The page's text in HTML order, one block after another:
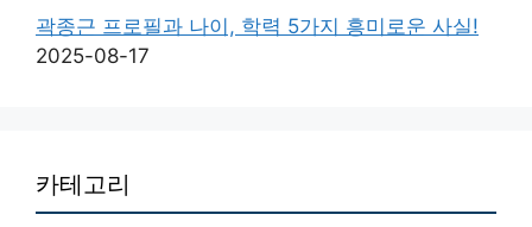
곽종근 프로필과 나이, 학력 5가지 흥미로운 사실!
2025-08-17
카테고리